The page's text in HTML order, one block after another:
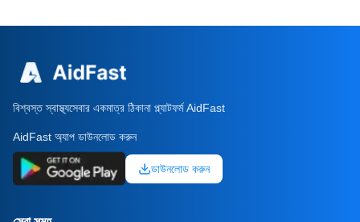
বিশ্বস্ত স্বাস্থ্যসেবার একমাত্র ঠিকানা প্ল্যাটফর্ম AidFast
AidFast অ্যাপ ডাউনলোড করুন
ডাউনলোড করুন